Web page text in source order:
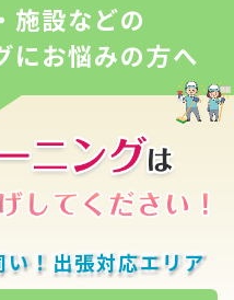
施設などの
にお悩みの方へ
い！出張対応エリア